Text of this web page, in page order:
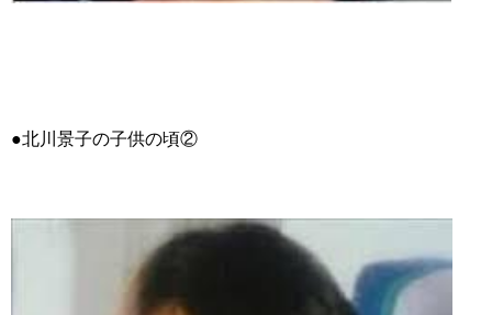
●北川景子の子供の頃②